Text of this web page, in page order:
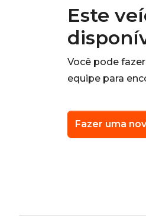
Este
Você pode
equipe para
Fazer uma